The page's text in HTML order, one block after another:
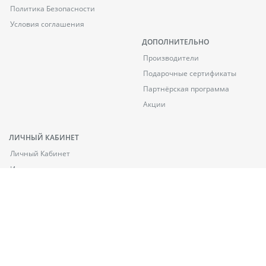
Политика Безопасности
Условия соглашения
ДОПОЛНИТЕЛЬНО
Производители
Подарочные сертификаты
Партнёрская программа
Акции
ЛИЧНЫЙ КАБИНЕТ
Личный Кабинет
История заказов